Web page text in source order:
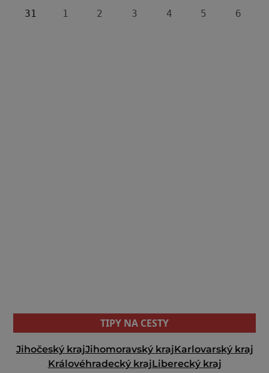
31
1 2 3 4 5 6
TIPY NA CESTY
Jihočeský krajJihomoravský krajKarlovarský kraj
Královéhradecký krajLiberecký kraj